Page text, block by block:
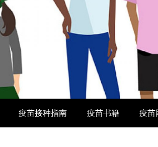
疫苗接种指南 疫苗书籍 疫苗